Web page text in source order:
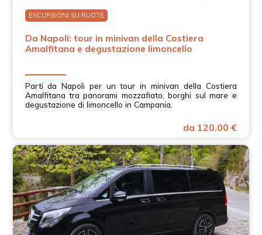
ESCURSIONI SU RUOTE
Da Napoli: tour in minivan della Costiera
Amalfitana e degustazione limoncello
Parti da Napoli per un tour in minivan della Costiera
Amalfitana tra panorami mozzafiato, borghi sul mare e
degustazione di limoncello in Campania.
da 120.00 €